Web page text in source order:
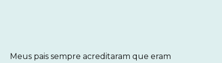
Meus pais sempre acreditaram que eram